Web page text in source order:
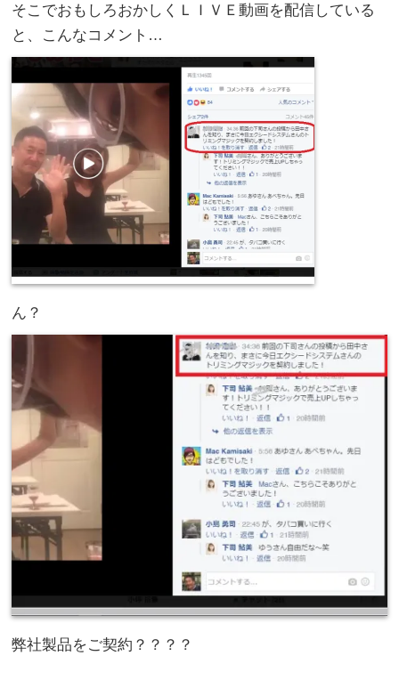
そこでおもしろおかしくＬＩＶＥ動画を配信している
と、こんなコメント…
ん？
弊社製品をご契約？？？？